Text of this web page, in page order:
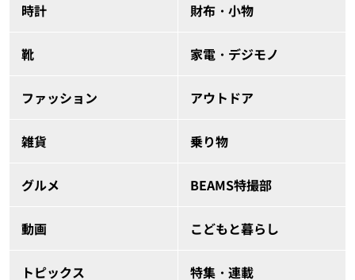
時計 財布・小物
靴 家電・デジモノ
ファッション アウトドア
雑貨 乗り物
グルメ BEAMS特撮部
動画 こどもと暮らし
トピックス 特集・連載